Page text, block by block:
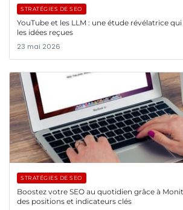
STRATÉGIES DE SEO
YouTube et les LLM : une étude révélatrice
les idées reçues
23 mai 2026
STRATÉGIES DE SEO
Boostez votre SEO au quotidien grâce à
des positions et indicateurs clés